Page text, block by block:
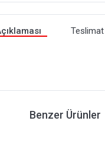
Benzer Ürünler